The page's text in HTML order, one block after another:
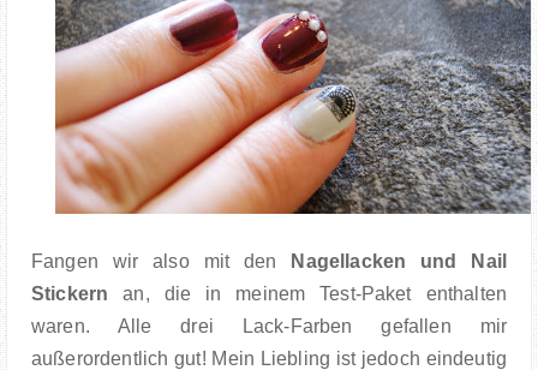
Fangen wir also mit den
Nagellacken und Nail
Stickern an, die in meinem Test-Paket enthalten
waren. Alle drei Lack-Farben gefallen mir
außerordentlich gut! Mein Liebling ist jedoch eindeutig